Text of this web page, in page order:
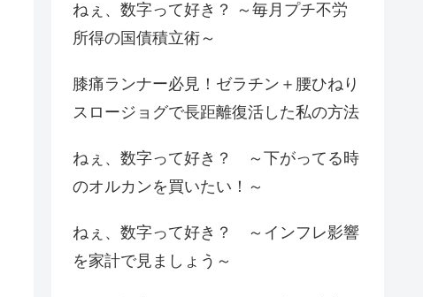
ねぇ、数字って好き？ ～毎月プチ不労
所得の国債積立術～
膝痛ランナー必見！ゼラチン＋腰ひねり
スロージョグで長距離復活した私の方法
ねぇ、数字って好き？ ～下がってる時
のオルカンを買いたい！～
ねぇ、数字って好き？ ～インフレ影響
を家計で見ましょう～